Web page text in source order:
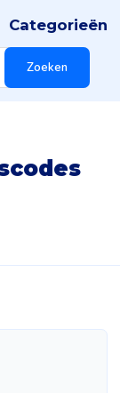
Zoeken
Categorieën